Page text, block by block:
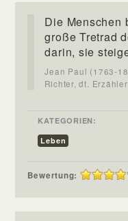
Die Menschen
große Tretrad
darin, sie
Jean Paul (1763-
Richter, dt. Erzähler
KATEGORIEN:
Leben
Bewertung: